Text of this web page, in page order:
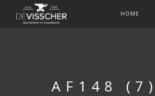
HOME
AF148 (7)